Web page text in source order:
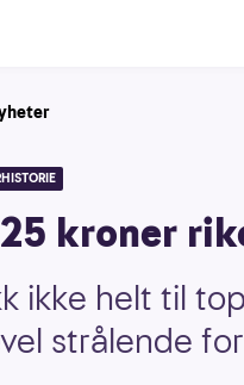
kroner
ikke helt til
strålende